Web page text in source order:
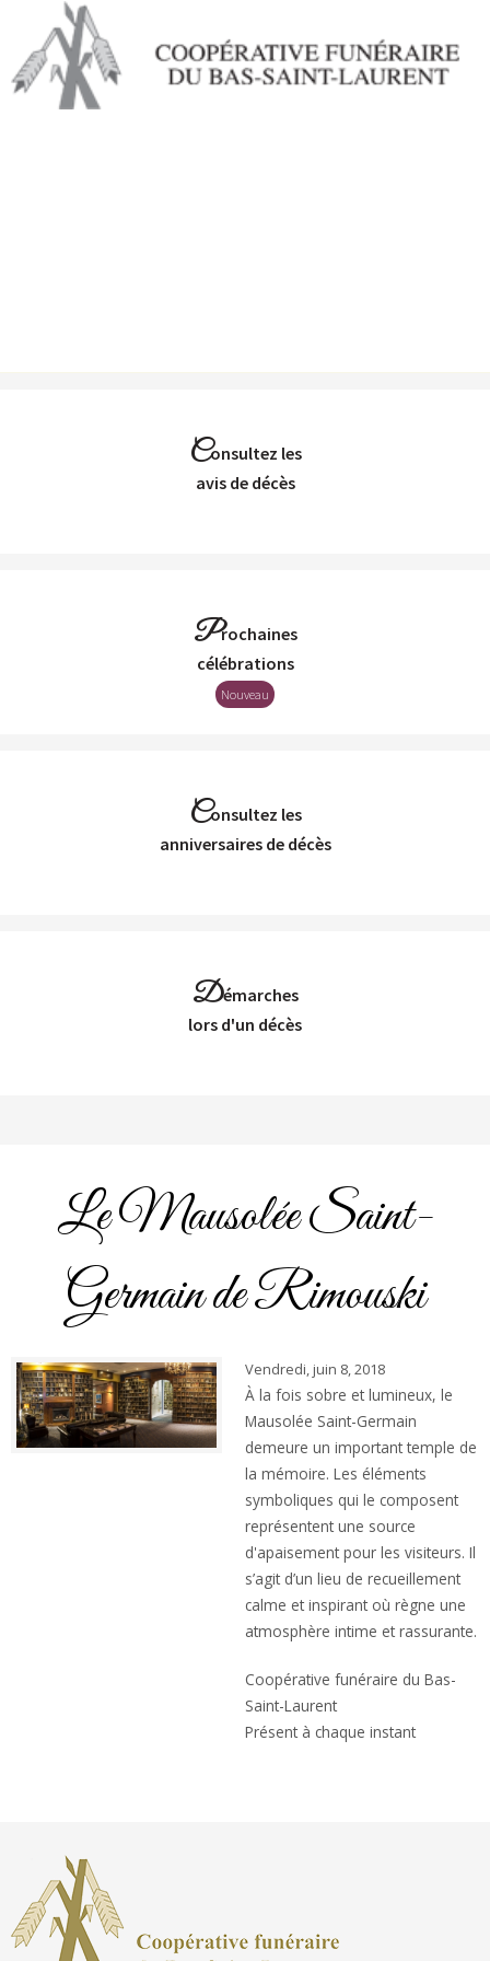
contenu
principal
Consultez les
Avis de décès
Prochaines
Célébrations
Nouveau
Consultez les
Anniversaires de décès
Démarches
Lors d'un décès
Le Mausolée Saint-
Germain de Rimouski
Vendredi, juin 8, 2018
À la fois sobre et lumineux, le
Mausolée Saint-Germain
demeure un important temple de
la mémoire. Les éléments
symboliques qui le composent
représentent une source
d'apaisement pour les visiteurs. Il
s’agit d’un lieu de recueillement
calme et inspirant où règne une
atmosphère intime et rassurante.
Coopérative funéraire du Bas-
Saint-Laurent
Présent à chaque instant